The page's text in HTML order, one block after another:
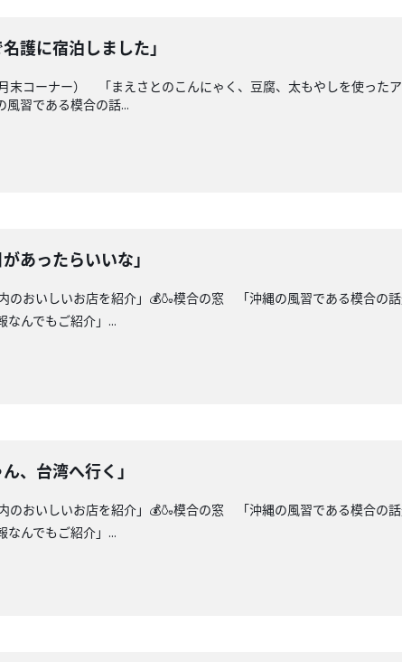
護に宿泊しました」
末コーナー） 「まえさとのこんにゃく、豆腐、太もやしを使っ
習である模合の話...
あったらいいな」
のおいしいお店を紹介」💰🍶模合の窓 「沖縄の風習である模合
んでもご紹介」...
、台湾へ行く」
のおいしいお店を紹介」💰🍶模合の窓 「沖縄の風習である模合
んでもご紹介」...